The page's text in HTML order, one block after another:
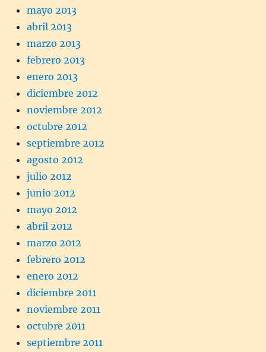
mayo 2013
abril 2013
marzo 2013
febrero 2013
enero 2013
diciembre 2012
noviembre 2012
octubre 2012
septiembre 2012
agosto 2012
julio 2012
junio 2012
mayo 2012
abril 2012
marzo 2012
febrero 2012
enero 2012
diciembre 2011
noviembre 2011
octubre 2011
septiembre 2011